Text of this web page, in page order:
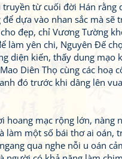
từ cuối đời Hán rằng
dựa vào nhan sắc mà sẽ
đẹp, chỉ Vương Tường
làm yên chi, Nguyên Đế
diện kiến, thấy dung mạo
Diên Thọ cùng các hoạ
đó trước khi dâng lên
mạc rộng lớn, nàng
làm một số bái thơ ai oán,
qua nghe nỗi u oán